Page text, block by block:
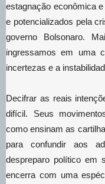
estagnação econômica
e potencializados pela
governo Bolsonaro.
ingressamos em uma
incertezas e a
Decifrar as reais
difícil. Seus
como ensinam as
para confundir aos
despreparo político em
encerra com uma